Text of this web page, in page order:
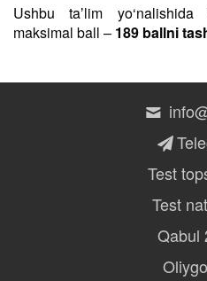
Ushbu taʼlim yo‘nalishida
maksimal ball – 189 ballni
Test
Test
Qabul